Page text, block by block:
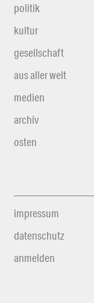
politik
kultur
gesellschaft
aus aller welt
medien
archiv
osten
impressum
datenschutz
anmelden